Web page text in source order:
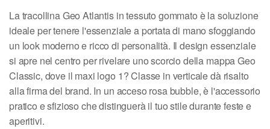
La tracollina Geo Atlantis in tessuto gommato è la soluzione
ideale per tenere l'essenziale a portata di mano sfoggiando
un look moderno e ricco di personalità. Il design essenziale
si apre nel centro per rivelare uno scorcio della mappa Geo
Classic, dove il maxi logo 1? Classe in verticale dà risalto
alla firma del brand. In un acceso rosa bubble, è l'accessorio
pratico e sfizioso che distinguerà il tuo stile durante feste e
aperitivi.